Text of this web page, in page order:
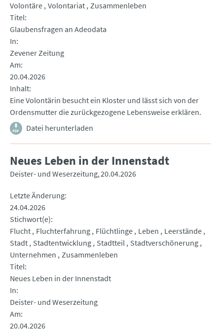
Volontäre Volontariat Zusammenleben
Titel
Glaubensfragen an Adeodata
In
Zevener Zeitung
Am
20.04.2026
Inhalt
Eine Volontärin besucht ein Kloster und lässt sich von der
Ordensmutter die zurückgezogene Lebensweise erklären.
Datei herunterladen
Neues Leben in der Innenstadt
Deister- und Weserzeitung 20.04.2026
Letzte Änderung
24.04.2026
Stichwort(e)
Flucht Fluchterfahrung Flüchtlinge Leben
Leerstände
Stadt Stadtentwicklung Stadtteil Stadtverschönerung
Unternehmen Zusammenleben
Titel
Neues Leben in der Innenstadt
In
Deister- und Weserzeitung
Am
20.04.2026